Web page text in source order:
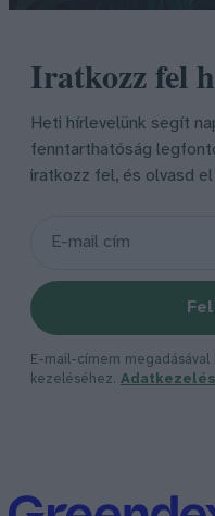
Iratkozz fel
Heti hírlevelünk segít
fenntarthatóság
iratkozz fel, és olvasd
E-mail-címem
kezeléséhez.